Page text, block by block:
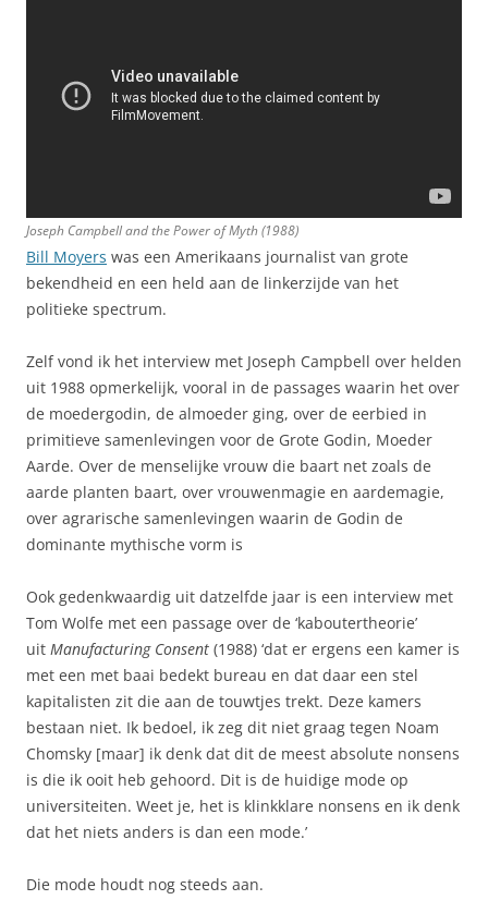
Joseph Campbell and the Power of Myth(1988)
Bill Moyers was een Amerikaans journalist van grote
bekendheid en een held aan de linkerzijde van het
politieke spectrum.
Zelf vond ik het interview met Joseph Campbell over helden
uit 1988 opmerkelijk, vooral in de passages waarin het over
de moedergodin, de almoeder ging, over de eerbied in
primitieve samenlevingen voor de Grote Godin, Moeder
Aarde. Over de menselijke vrouw die baart net zoals de
aarde planten baart, over vrouwenmagie en aardemagie,
over agrarische samenlevingen waarin de Godin de
dominante mythische vorm is
Ook gedenkwaardig uit datzelfde jaar is een interview met
Tom Wolfe met een passage over de ‘kaboutertheorie’
uit Manufacturing Consent (1988) ‘dat er ergens een kamer is
met een met baai bedekt bureau en dat daar een stel
kapitalisten zit die aan de touwtjes trekt. Deze kamers
bestaan niet. Ik bedoel, ik zeg dit niet graag tegen Noam
Chomsky [maar] ik denk dat dit de meest absolute nonsens
is die ik ooit heb gehoord. Dit is de huidige mode op
universiteiten. Weet je, het is klinkklare nonsens en ik denk
dat het niets anders is dan een mode.’
Die mode houdt nog steeds aan.